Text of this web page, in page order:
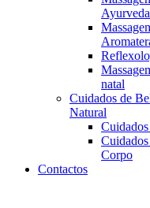
Ayurveda
natal
Cuidados de
Natural
Corpo
Contactos